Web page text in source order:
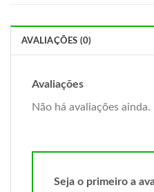
AVALIAÇÕES (0)
Avaliações
Não há avaliações ainda.
Seja o primeiro a